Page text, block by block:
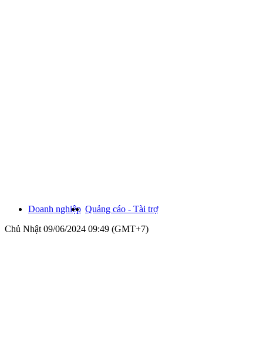
Doanh nghiệp Quảng cáo - Tài trợ
Chủ Nhật 09/06/2024 09:49 (GMT+7)